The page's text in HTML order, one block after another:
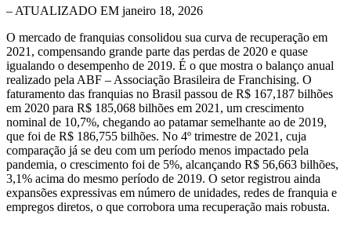
– ATUALIZADO EM janeiro 18, 2026
O mercado de franquias consolidou sua curva de recuperação em
2021, compensando grande parte das perdas de 2020 e quase
igualando o desempenho de 2019. É o que mostra o balanço anual
realizado pela ABF – Associação Brasileira de Franchising. O
faturamento das franquias no Brasil passou de R$ 167,187 bilhões
em 2020 para R$ 185,068 bilhões em 2021, um crescimento
nominal de 10,7%, chegando ao patamar semelhante ao de 2019,
que foi de R$ 186,755 bilhões. No 4º trimestre de 2021, cuja
comparação já se deu com um período menos impactado pela
pandemia, o crescimento foi de 5%, alcançando R$ 56,663 bilhões,
3,1% acima do mesmo período de 2019. O setor registrou ainda
expansões expressivas em número de unidades, redes de franquia e
empregos diretos, o que corrobora uma recuperação mais robusta.